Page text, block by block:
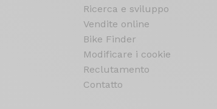
Ricerca e sviluppo
Vendite online
Bike Finder
Modificare i cookie
Reclutamento
Contatto